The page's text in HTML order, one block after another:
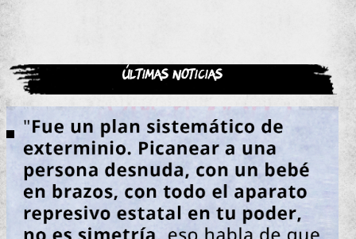
Últimas noticias